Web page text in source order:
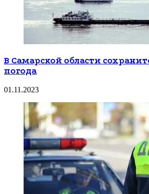
В Самарской области
погода
01.11.2023